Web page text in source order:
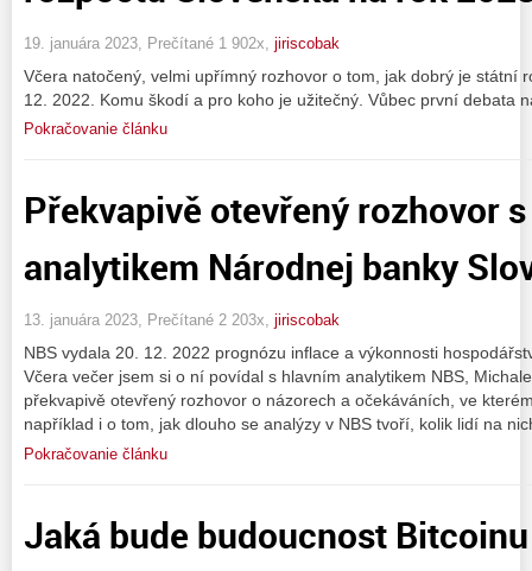
19. januára 2023, Prečítané 1 902x, jiriscobak
Včera natočený, velmi upřímný rozhovor o tom, jak dobrý je státní
12. 2022. Komu škodí a pro koho je užitečný. Vůbec první debata
Pokračovanie článku
Překvapivě otevřený rozhovor
analytikem Národnej banky
13. januára 2023, Prečítané 2 203x, jiriscobak
NBS vydala 20. 12. 2022 prognózu inflace a výkonnosti
Včera večer jsem si o ní povídal s hlavním analytikem NBS,
překvapivě otevřený rozhovor o názorech a očekáváních, ve
například i o tom, jak dlouho se analýzy v NBS tvoří, kolik lidí na
Pokračovanie článku
Jaká bude budoucnost